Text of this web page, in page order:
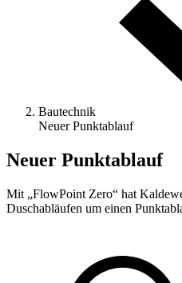
Bautechnik
Neuer Punkt­ablauf
Neuer Punkt­ablauf
Mit „FlowPoint Zero“ hat
Duschabläufen um einen